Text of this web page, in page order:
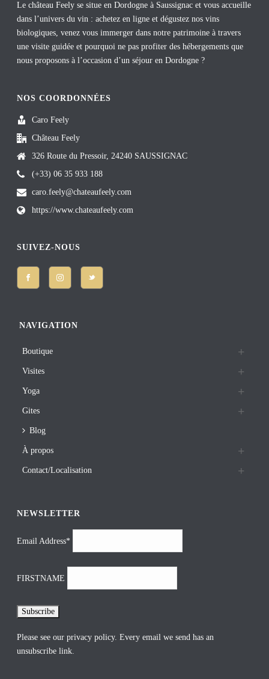
Le château Feely se situe en Dordogne à Saussignac et vous accueille
dans l’univers du vin : achetez en ligne et dégustez nos vins
biologiques, venez vous immerger dans notre patrimoine à travers
une visite guidée et pourquoi ne pas profiter des hébergements que
nous proposons à l’occasion d’un séjour en Dordogne ?
NOS COORDONNÉES
Caro Feely
Château Feely
326 Route du Pressoir, 24240 SAUSSIGNAC
(+33) 06 35 933 188
caro.feely@chateaufeely.com
https://www.chateaufeely.com
SUIVEZ-NOUS
NAVIGATION
Boutique
Visites
Yoga
Gites
Blog
À propos
Contact/Localisation
NEWSLETTER
Email Address*
FIRSTNAME
Please see ourprivacy policy. Every email we send has an
unsubscribe link.